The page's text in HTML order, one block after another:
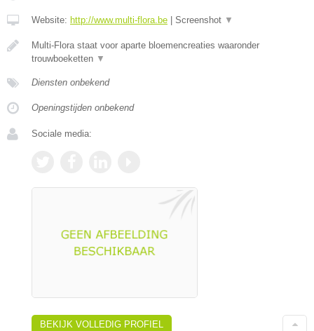
Website: http://www.multi-flora.be | Screenshot ▼
Multi-Flora staat voor aparte bloemencreaties waaronder
trouwboeketten ▼
Diensten onbekend
Openingstijden onbekend
Sociale media:
BEKIJK VOLLEDIG PROFIEL